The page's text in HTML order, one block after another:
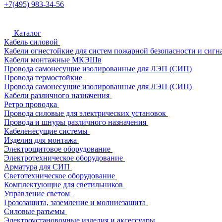
+7(495) 983-34-56
Каталог
Кабель силовой
Кабели огнестойкие для систем пожарной безопасности и
Кабели монтажные МКЭШв
Провода самонесущие изолированные для ЛЭП (СИП)
Провода термостойкие
Провода самонесущие изолированные для ЛЭП (СИП)
Кабели различного назначения
Ретро проводка
Провода силовые для электрических установок
Провода и шнуры различного назначения
Кабеленесущие системы
Изделия для монтажа
Электрощитовое оборудование
Электротехническое оборудование
Арматура для СИП
Светотехническое оборудование
Комплектующие для светильников
Управление светом
Грозозащита, заземление и молниезащита
Силовые разъемы
Электроустановочные изделия и аксессуары